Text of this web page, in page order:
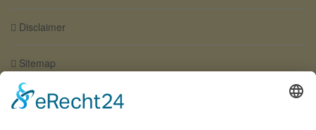
Disclaimer
Sitemap
Wegbeschreibung / Anfahrt